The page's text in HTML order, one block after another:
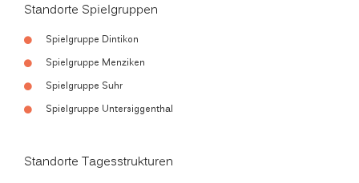
Standorte Spielgruppen
Spielgruppe Dintikon
Spielgruppe Menziken
Spielgruppe Suhr
Spielgruppe Untersiggenthal
Standorte Tagesstrukturen